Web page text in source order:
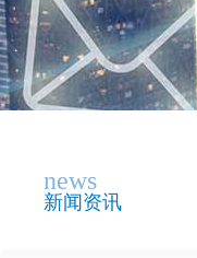
news
新闻资讯